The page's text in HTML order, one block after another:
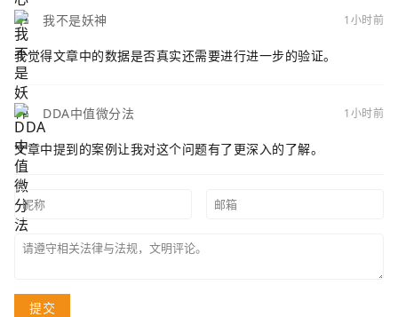
我不是妖神 1小时前
我觉得文章中的数据是否真实还需要进行进一步的验证。
DDA中值微分法 1小时前
文章中提到的案例让我对这个问题有了更深入的了解。
提交